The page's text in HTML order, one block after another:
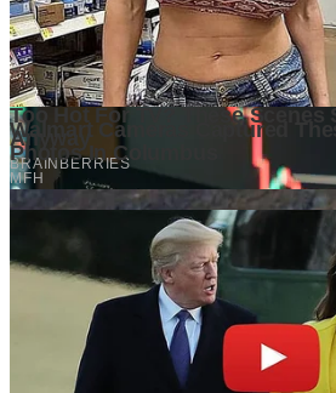
Belum ada komentar. Jadilah yang pertama!
Baca Juga